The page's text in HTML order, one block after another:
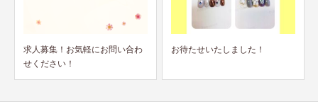
お待たせいたしました！
デビュー前キャンペーン日程決